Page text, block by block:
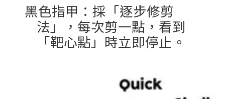
黑色指甲：採「逐步修剪
法」，每次剪一點，看到
「靶心點」時立即停止。